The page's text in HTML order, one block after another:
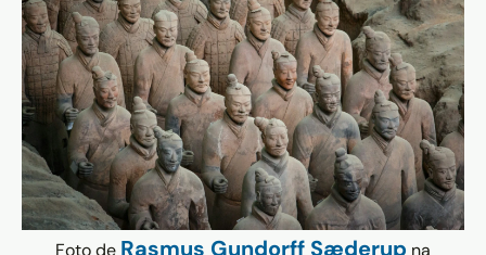
Foto de Rasmus Gundorff Sæderup na